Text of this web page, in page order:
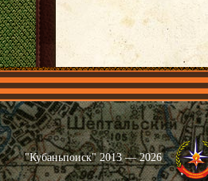
Главная Имена
"Кубаньпоиск" 2013 — 2026